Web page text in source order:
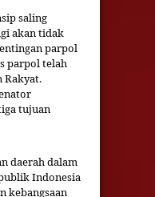
saling
akan tidak
parpol
parpol telah
Rakyat.
tujuan
daerah dalam
Indonesia
kebangsaan